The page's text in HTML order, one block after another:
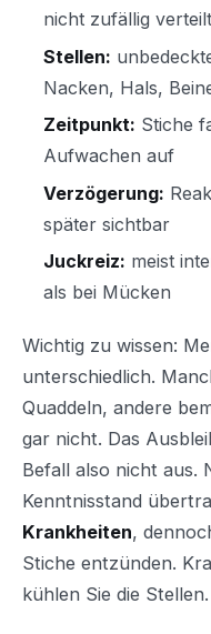
nicht zufällig verteilt
Stellen:
Nacken, Hals,
Zeitpunkt: Stiche
Aufwachen auf
Verzögerung:
später sichtbar
Juckreiz: meist
als bei Mücken
Wichtig zu wissen:
unterschiedlich.
Quaddeln, andere
gar nicht. Das
Befall also nicht aus.
Kenntnisstand
Krankheiten,
Stiche entzünden.
kühlen Sie die Stellen.